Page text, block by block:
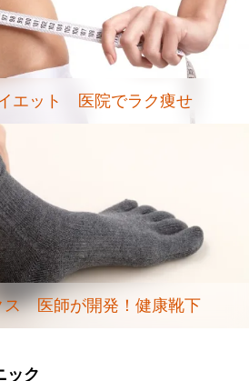
エット 医院でラク痩せ
ス 医師が開発！健康靴下
ック